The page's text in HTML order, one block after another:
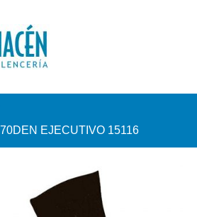
EJECUTIVO 15116